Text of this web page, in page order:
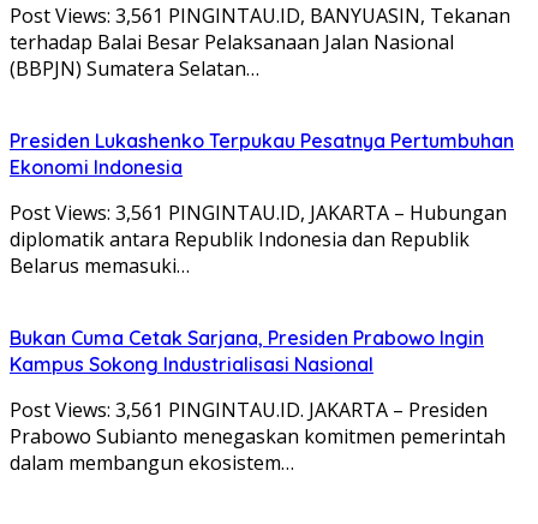
Post Views: 3,561 PINGINTAU.ID, BANYUASIN, Tekanan
terhadap Balai Besar Pelaksanaan Jalan Nasional
(BBPJN) Sumatera Selatan…
Presiden Lukashenko Terpukau Pesatnya Pertumbuhan
Ekonomi Indonesia
Post Views: 3,561 PINGINTAU.ID, JAKARTA – Hubungan
diplomatik antara Republik Indonesia dan Republik
Belarus memasuki…
Bukan Cuma Cetak Sarjana, Presiden Prabowo Ingin
Kampus Sokong Industrialisasi Nasional
Post Views: 3,561 PINGINTAU.ID. JAKARTA – Presiden
Prabowo Subianto menegaskan komitmen pemerintah
dalam membangun ekosistem…